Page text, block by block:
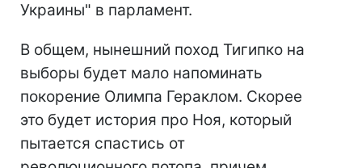
Украины" в парламент.
В общем, нынешний поход Тигипко на
выборы будет мало напоминать
покорение Олимпа Гераклом. Скорее
это будет история про Ноя, который
пытается спастись от